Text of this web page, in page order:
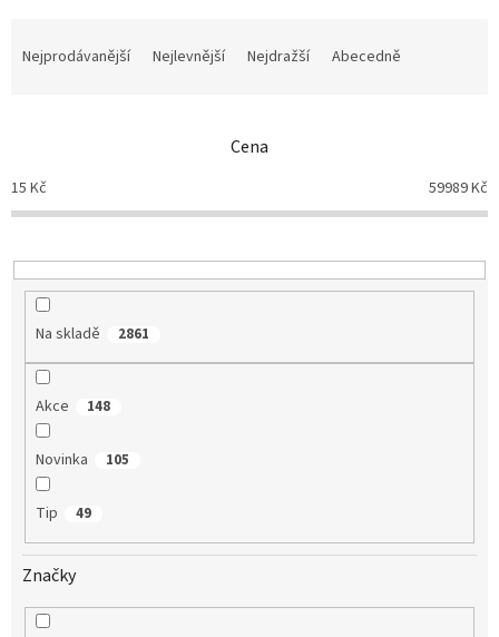
p
r
o
u
Nejprodávanější Nejlevnější Nejdražší Abecedně
Cena
15 Kč 59989Kč
Na skladě 2861
Akce 148
Novinka 105
Tip 49
Značky